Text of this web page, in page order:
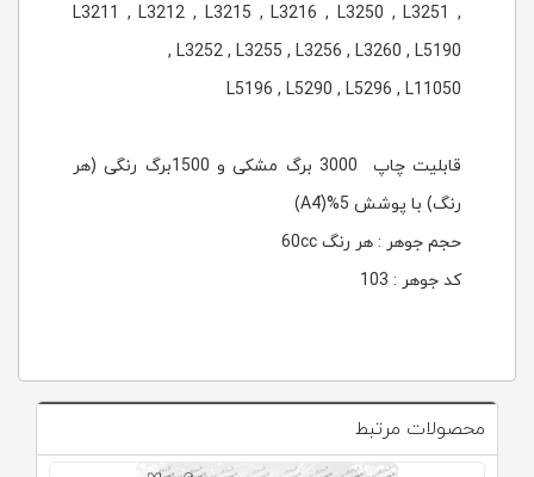
, L3211 , L3212 , L3215 , L3216 , L3250 , L3251
, L3252 , L3255 , L3256 , L3260 , L5190
L5196 , L5290 , L5296 , L11050
قابلیت چاپ 3000 برگ مشکی و 1500برگ رنگی (هر
رنگ) با پوشش 5%(َA4)
حجم جوهر : هر رنگ 60cc
کد جوهر : 103
محصولات مرتبط